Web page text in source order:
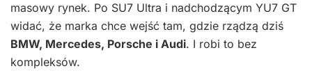
masowy rynek. Po SU7 Ultra i nadchodzącym YU7 GT
widać, że marka chce wejść tam, gdzie rządzą dziś
BMW, Mercedes, Porsche i Audi. I robi to bez
kompleksów.